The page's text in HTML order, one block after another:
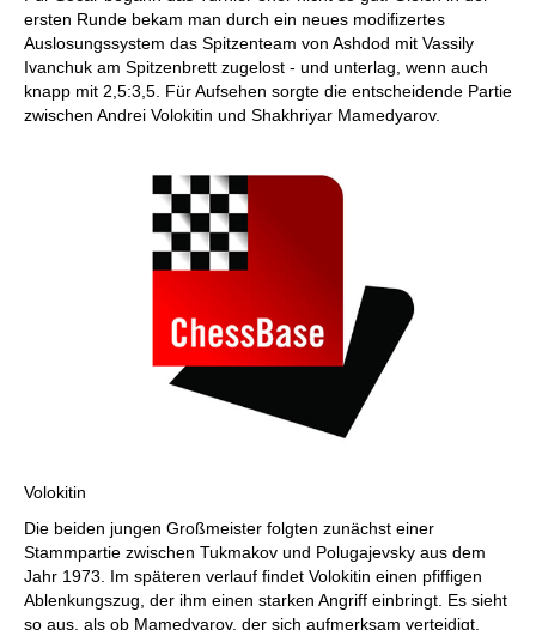
ersten Runde bekam man durch ein neues modifizertes
Auslosungssystem das Spitzenteam von Ashdod mit Vassily
Ivanchuk am Spitzenbrett zugelost - und unterlag, wenn auch
knapp mit 2,5:3,5. Für Aufsehen sorgte die entscheidende Partie
zwischen Andrei Volokitin und Shakhriyar Mamedyarov.
Volokitin
Die beiden jungen Großmeister folgten zunächst einer
Stammpartie zwischen Tukmakov und Polugajevsky aus dem
Jahr 1973. Im späteren verlauf findet Volokitin einen pfiffigen
Ablenkungszug, der ihm einen starken Angriff einbringt. Es sieht
so aus, als ob Mamedyarov, der sich aufmerksam verteidigt,